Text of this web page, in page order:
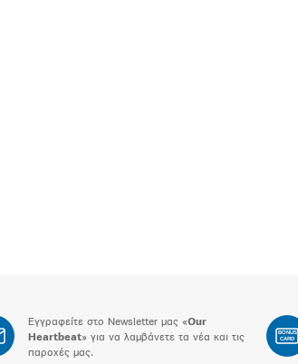
Εγγραφείτε στο Newsletter μας «Our
Heartbeat» για να λαμβάνετε τα νέα και τις
παροχές μας.
BONUS
CARD